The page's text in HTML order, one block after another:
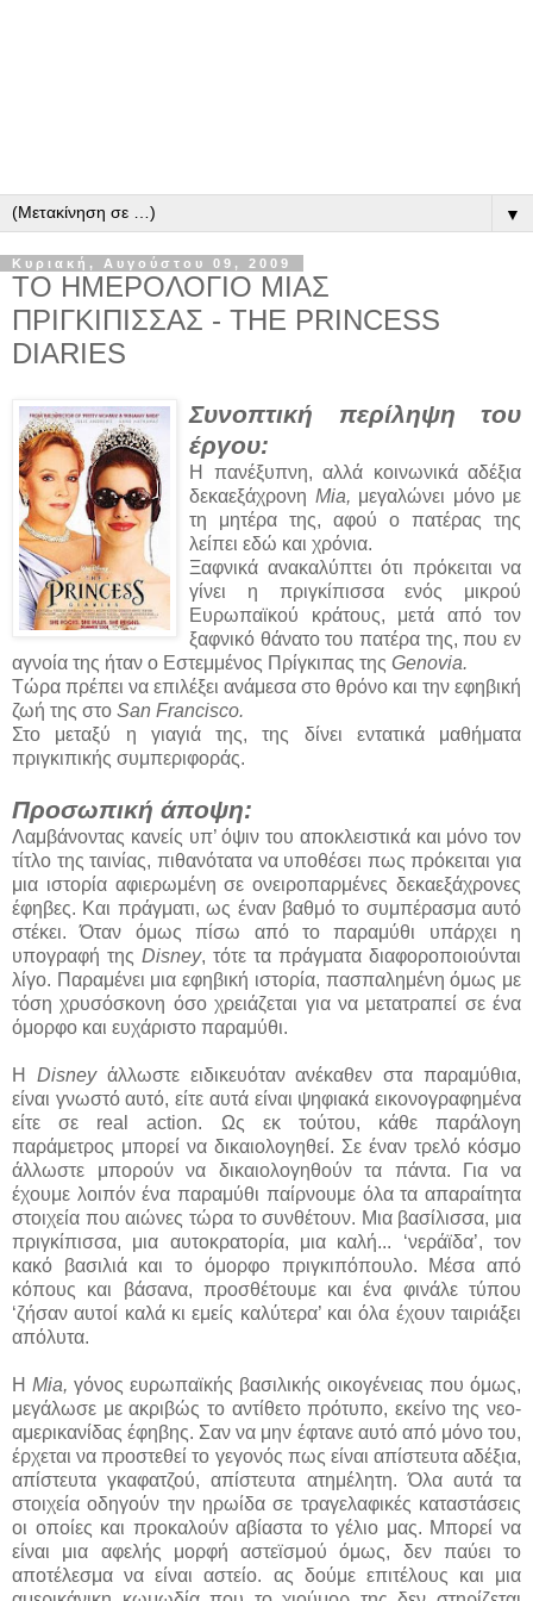
▼
Κυριακή, Αυγούστου 09, 2009
ΤΟ ΗΜΕΡΟΛΟΓΙΟ ΜΙΑΣ
ΠΡΙΓΚΙΠΙΣΣΑΣ - THE PRINCESS
DIARIES
Συνοπτική περίληψη του
έργου:
Η πανέξυπνη, αλλά κοινωνικά αδέξια
δεκαεξάχρονη Μia, μεγαλώνει μόνο με
τη μητέρα της, αφού ο πατέρας της
λείπει εδώ και χρόνια.
Ξαφνικά ανακαλύπτει ότι πρόκειται να
γίνει η πριγκίπισσα ενός μικρού
Ευρωπαϊκού κράτους, μετά από τον
ξαφνικό θάνατο του πατέρα της, που εν
αγνοία της ήταν ο Εστεμμένος Πρίγκιπας της Genovia.
Τώρα πρέπει να επιλέξει ανάμεσα στο θρόνο και την εφηβική
ζωή της στο San Francisco.
Στο μεταξύ η γιαγιά της, της δίνει εντατικά μαθήματα
πριγκιπικής συμπεριφοράς.
Προσωπική άποψη:
Λαμβάνοντας κανείς υπ’ όψιν του αποκλειστικά και μόνο τον
τίτλο της ταινίας, πιθανότατα να υποθέσει πως πρόκειται για
μια ιστορία αφιερωμένη σε ονειροπαρμένες δεκαεξάχρονες
έφηβες. Και πράγματι, ως έναν βαθμό το συμπέρασμα αυτό
στέκει. Όταν όμως πίσω από το παραμύθι υπάρχει η
υπογραφή της Disney, τότε τα πράγματα διαφοροποιούνται
λίγο. Παραμένει μια εφηβική ιστορία, πασπαλημένη όμως με
τόση χρυσόσκονη όσο χρειάζεται για να μετατραπεί σε ένα
όμορφο και ευχάριστο παραμύθι.
Η Disney άλλωστε ειδικευόταν ανέκαθεν στα παραμύθια,
είναι γνωστό αυτό, είτε αυτά είναι ψηφιακά εικονογραφημένα
είτε σε real action. Ως εκ τούτου, κάθε παράλογη
παράμετρος μπορεί να δικαιολογηθεί. Σε έναν τρελό κόσμο
άλλωστε μπορούν να δικαιολογηθούν τα πάντα. Για να
έχουμε λοιπόν ένα παραμύθι παίρνουμε όλα τα απαραίτητα
στοιχεία που αιώνες τώρα το συνθέτουν. Μια βασίλισσα, μια
πριγκίπισσα, μια αυτοκρατορία, μια καλή... ‘νεράϊδα’, τον
κακό βασιλιά και το όμορφο πριγκιπόπουλο. Μέσα από
κόπους και βάσανα, προσθέτουμε και ένα φινάλε τύπου
‘ζήσαν αυτοί καλά κι εμείς καλύτερα’ και όλα έχουν ταιριάξει
απόλυτα.
H Μia, γόνος ευρωπαϊκής βασιλικής οικογένειας που όμως,
μεγάλωσε με ακριβώς το αντίθετο πρότυπο, εκείνο της νεο-
αμερικανίδας έφηβης. Σαν να μην έφτανε αυτό από μόνο του,
έρχεται να προστεθεί το γεγονός πως είναι απίστευτα αδέξια,
απίστευτα γκαφατζού, απίστευτα ατημέλητη. Όλα αυτά τα
στοιχεία οδηγούν την ηρωίδα σε τραγελαφικές καταστάσεις
οι οποίες και προκαλούν αβίαστα το γέλιο μας. Μπορεί να
είναι μια αφελής μορφή αστεϊσμού όμως, δεν παύει το
αποτέλεσμα να είναι αστείο. ας δούμε επιτέλους και μια